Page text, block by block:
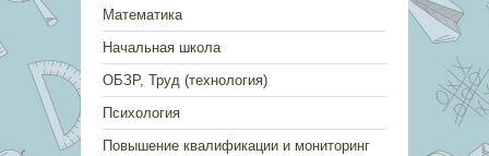
Математика
Начальная школа
ОБЗР, Труд (технология)
Психология
Повышение квалификации и мониторинг